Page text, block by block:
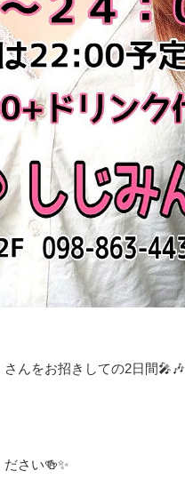
んをお招きしての2日間🎤🎶
さい🍻✨